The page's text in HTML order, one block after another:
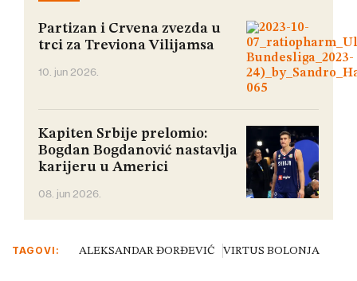
Partizan i Crvena zvezda u
trci za Treviona Vilijamsa
10. jun 2026.
Kapiten Srbije prelomio:
Bogdan Bogdanović nastavlja
karijeru u Americi
08. jun 2026.
TAGOVI: ALEKSANDAR ĐORĐEVIĆ VIRTUS BOLONJA